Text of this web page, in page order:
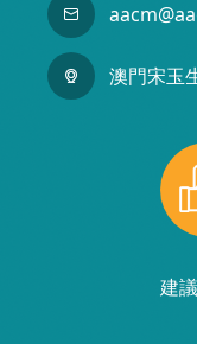
澳門宋玉
建